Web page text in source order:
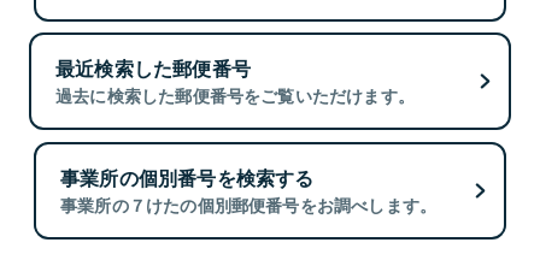
最近検索した郵便番号
過去に検索した郵便番号をご覧いただけます。
事業所の個別番号を検索する
事業所の７けたの個別郵便番号をお調べします。